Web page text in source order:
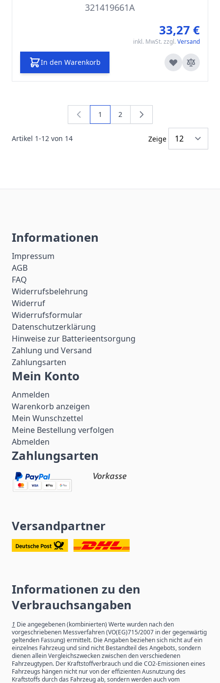
321419661A
33,27 €
inkl. MwSt. zzgl. Versand
In den Warenkorb
Artikel 1-12 von 14
Sie lesen gerade die Seite
1 Seite
2
Zeige
Informationen
Impressum
AGB
FAQ
Widerrufsbelehrung
Widerruf
Widerrufsformular
Datenschutzerklärung
Hinweise zur Batterieentsorgung
Zahlung und Versand
Zahlungsarten
Mein Konto
Anmelden
Warenkorb anzeigen
Mein Wunschzettel
Meine Bestellung verfolgen
Abmelden
Zahlungsarten
Versandpartner
Informationen zu den
Verbrauchsangaben
1 Die angegebenen (kombinierten) Werte wurden nach den
vorgeschriebenen Messverfahren (VO(EG)715/2007 in der gegenwärtig
geltenden Fassung) ermittelt. Die Angaben beziehen sich nicht auf ein
einzelnes Fahrzeug und sind nicht Bestandteil des Angebots, sondern
dienen allein Vergleichszwecken zwischen den verschiedenen
Fahrzeugtypen. Der Kraftstoffverbrauch und die CO2-Emissionen eines
Fahrzeugs hängen nicht nur von der effizienten Ausnutzung des
Kraftstoffs durch das Fahrzeug ab, sondern werden auch vom